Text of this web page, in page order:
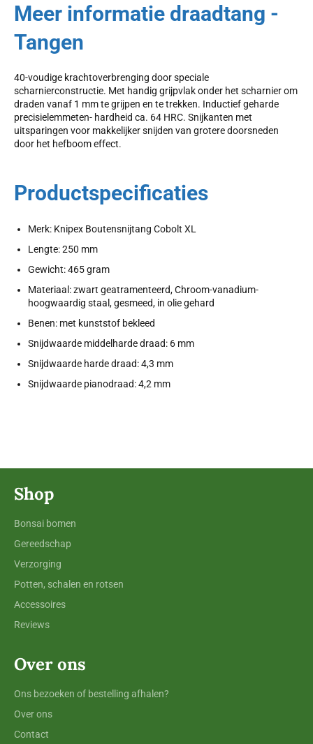
Meer informatie draadtang -
Tangen
40-voudige krachtoverbrenging door speciale
scharnierconstructie. Met handig grijpvlak onder het scharnier om
draden vanaf 1 mm te grijpen en te trekken. Inductief geharde
precisielemmeten- hardheid ca. 64 HRC. Snijkanten met
uitsparingen voor makkelijker snijden van grotere doorsneden
door het hefboom effect.
Productspecificaties
Merk: Knipex Boutensnijtang Cobolt XL
Lengte: 250 mm
Gewicht: 465 gram
Materiaal: zwart geatramenteerd, Chroom-vanadium-
hoogwaardig staal, gesmeed, in olie gehard
Benen: met kunststof bekleed
Snijdwaarde middelharde draad: 6 mm
Snijdwaarde harde draad: 4,3 mm
Snijdwaarde pianodraad: 4,2 mm
Shop
Bonsai bomen
Gereedschap
Verzorging
Potten, schalen en rotsen
Accessoires
Reviews
Over ons
Ons bezoeken of bestelling afhalen?
Over ons
Contact